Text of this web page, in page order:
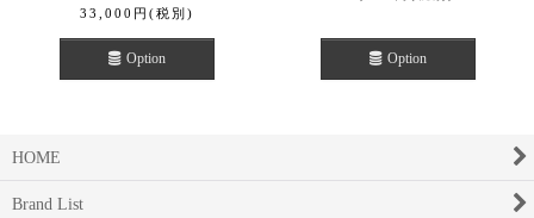
33,000 円 (税別)
Option Option
HOME
Brand List